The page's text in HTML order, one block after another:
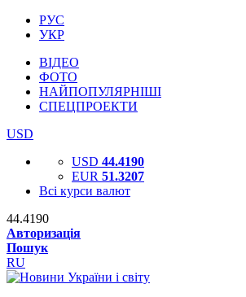
РУС
УКР
ВІДЕО
ФОТО
НАЙПОПУЛЯРНІШІ
СПЕЦПРОЕКТИ
USD
USD 44.4190
EUR 51.3207
Всі курси валют
44.4190
Авторизація
Пошук
RU